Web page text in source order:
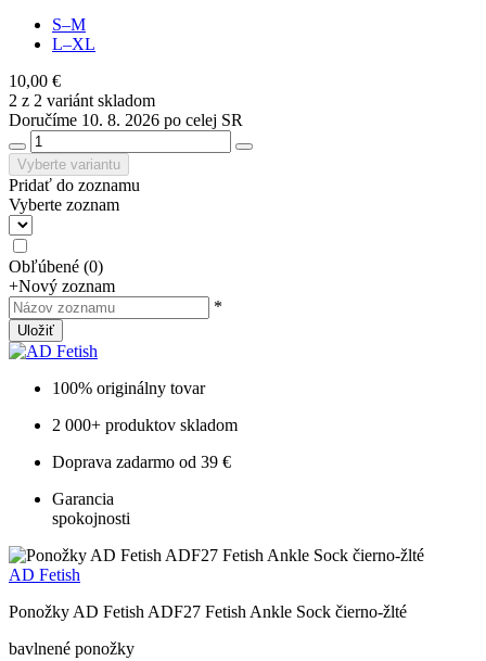
S–M
L–XL
10,00 €
2 z 2 variánt skladom
Doručíme 10. 8. 2026 po celej SR
Vyberte variantu
Pridať do zoznamu
Vyberte zoznam
Obľúbené (0)
+Nový zoznam
*
Uložiť
100% originálny tovar
2 000+ produktov skladom
Doprava zadarmo od 39 €
Garancia
spokojnosti
AD Fetish
Ponožky AD Fetish ADF27 Fetish Ankle Sock čierno-žlté
bavlnené ponožky